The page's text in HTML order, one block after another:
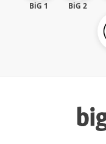
BiG 1 BiG 2